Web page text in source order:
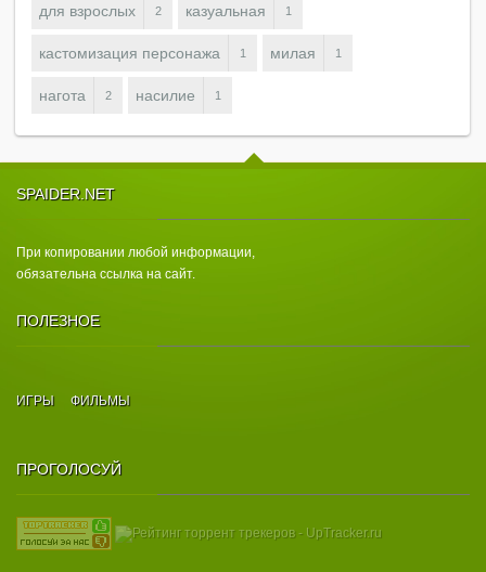
для взрослых 2 казуальная 1
кастомизация персонажа 1 милая 1
нагота 2 насилие 1
SPAIDER.NET
При копировании любой информации,
обязательна ссылка на сайт.
ПОЛЕЗНОЕ
ИГРЫ ФИЛЬМЫ
ПРОГОЛОСУЙ